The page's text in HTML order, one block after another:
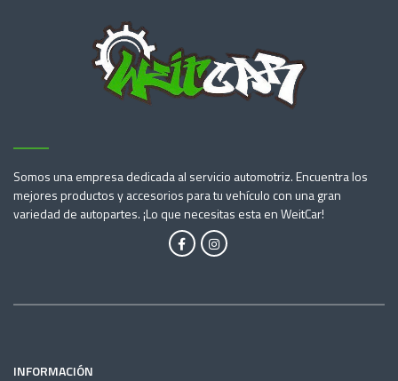
Somos una empresa dedicada al servicio automotriz. Encuentra los
mejores productos y accesorios para tu vehículo con una gran
variedad de autopartes. ¡Lo que necesitas esta en WeitCar!
INFORMACIÓN